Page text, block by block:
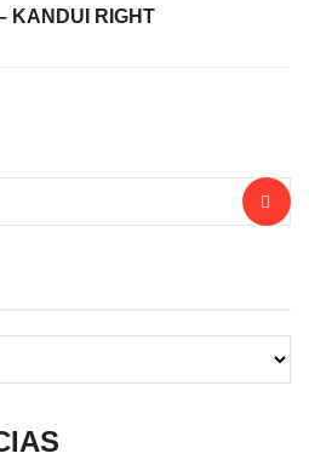
KANDUI RIGHT